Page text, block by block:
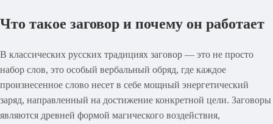
Что такое заговор и почему он работает
В классических русских традициях заговор — это не просто
набор слов, это особый вербальный обряд, где каждое
произнесенное слово несет в себе мощный энергетический
заряд, направленный на достижение конкретной цели. Заговоры
являются древней формой магического воздействия,